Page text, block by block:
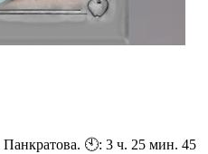
🕙: 3 ч. 25 мин. 45